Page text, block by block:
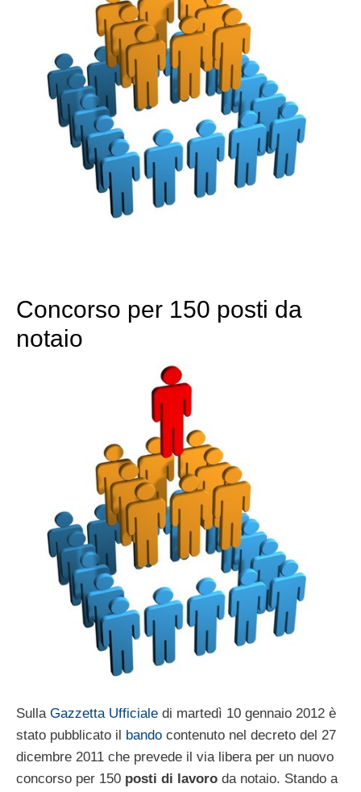
Concorso per 150 posti da
notaio
Sulla Gazzetta Ufficiale di martedì 10 gennaio 2012 è
stato pubblicato il
bando contenuto nel decreto del 27
dicembre 2011 che prevede il via libera per un nuovo
concorso per 150 posti di lavoro da notaio. Stando a